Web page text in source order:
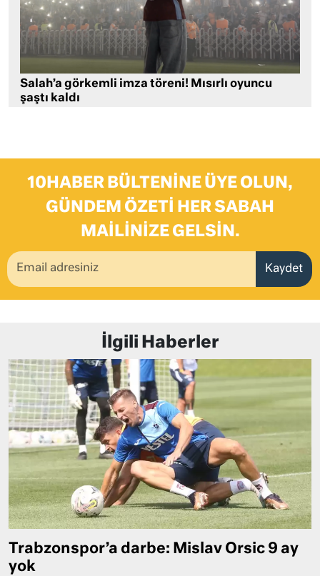
Salah’a görkemli imza töreni! Mısırlı oyuncu
şaştı kaldı
10HABER BÜLTENINE ÜYE OLUN,
GÜNDEM ÖZETI HER SABAH
MAILINIZE GELSIN.
Kaydet
İlgili Haberler
Trabzonspor’a darbe: Mislav Orsic 9 ay
yok